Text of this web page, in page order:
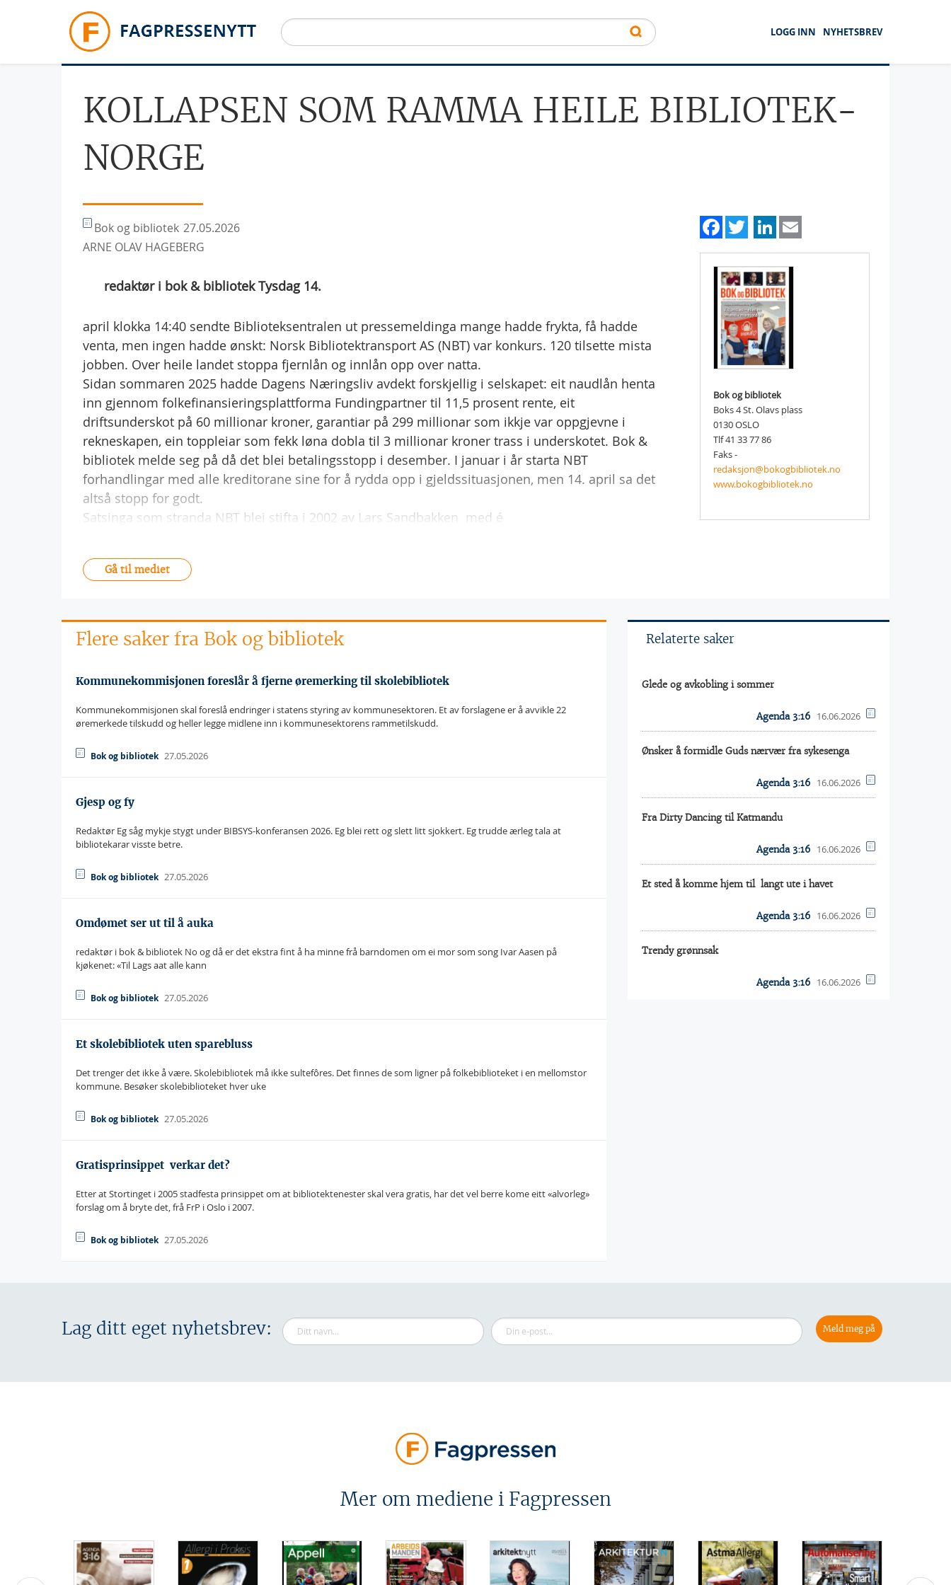
LOGG INN
NYHETSBREV
KOLLAPSEN SOM RAMMA HEILE BIBLIOTEK-
NORGE
Bok og bibliotek 27.05.2026
ARNE OLAV HAGEBERG
redaktør i bok & bibliotek Tysdag 14.
april klokka 14:40 sendte Biblioteksentralen ut pressemeldinga mange hadde frykta, få hadde
venta, men ingen hadde ønskt: Norsk Bibliotektransport AS (NBT) var konkurs. 120 tilsette mista
jobben. Over heile landet stoppa fjernlån og innlån opp over natta.
Sidan sommaren 2025 hadde Dagens Næringsliv avdekt forskjellig i selskapet: eit naudlån henta
inn gjennom folkefinansieringsplattforma Fundingpartner til 11,5 prosent rente, eit
driftsunderskot på 60 millionar kroner, garantiar på 299 millionar som ikkje var oppgjevne i
rekneskapen, ein toppleiar som fekk løna dobla til 3 millionar kroner trass i underskotet. Bok &
bibliotek melde seg på då det blei betalingsstopp i desember. I januar i år starta NBT
forhandlingar med alle kreditorane sine for å rydda opp i gjeldssituasjonen, men 14. april sa det
altså stopp for godt.
Satsinga som stranda NBT blei stifta i 2002 av Lars Sandbakken  med é
Gå til mediet
Facebook
TwitterLinkedIn
Bok og bibliotek
Boks 4 St. Olavs plass
0130 OSLO
Tlf 41 33 77 86
Faks -
redaksjon@bokogbibliotek.no
www.bokogbibliotek.no
Flere saker fra Bok og bibliotek
Kommunekommisjonen foreslår å fjerne øremerking til skolebibliotek
Kommunekommisjonen skal foreslå endringer i statens styring av kommunesektoren. Et av forslagene er å avvikle 22
øremerkede tilskudd og heller legge midlene inn i kommunesektorens rammetilskudd.
Bok og bibliotek 27.05.2026
Gjesp og fy
Redaktør Eg såg mykje stygt under BIBSYS-konferansen 2026. Eg blei rett og slett litt sjokkert. Eg trudde ærleg tala at
bibliotekarar visste betre.
Bok og bibliotek 27.05.2026
Omdømet ser ut til å auka
redaktør i bok & bibliotek No og då er det ekstra fint å ha minne frå barndomen om ei mor som song Ivar Aasen på
kjøkenet: «Til Lags aat alle kann
Bok og bibliotek 27.05.2026
Et skolebibliotek uten sparebluss
Det trenger det ikke å være. Skolebibliotek må ikke sultefôres. Det finnes de som ligner på folkebiblioteket i en mellomstor
kommune. Besøker skolebiblioteket hver uke
Bok og bibliotek 27.05.2026
Gratisprinsippet  verkar det?
Etter at Stortinget i 2005 stadfesta prinsippet om at bibliotektenester skal vera gratis, har det vel berre kome eitt «alvorleg»
forslag om å bryte det, frå FrP i Oslo i 2007.
Bok og bibliotek 27.05.2026
Relaterte saker
Glede og avkobling i sommer
Agenda 3:16 16.06.2026
Ønsker å formidle Guds nærvær fra sykesenga
Agenda 3:16 16.06.2026
Fra Dirty Dancing til Katmandu
Agenda 3:16 16.06.2026
Et sted å komme hjem til  langt ute i havet
Agenda 3:16 16.06.2026
Trendy grønnsak
Agenda 3:16 16.06.2026
Lag ditt eget nyhetsbrev:
Mer om mediene i Fagpressen